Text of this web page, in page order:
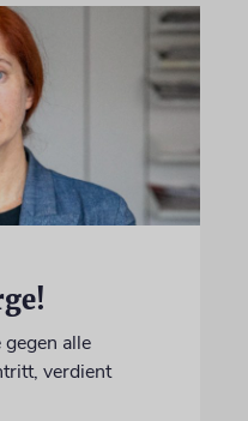
alle
verdient